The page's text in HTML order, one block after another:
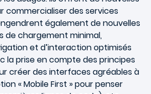
commercialiser des services
également de nouvelles
de chargement minimal,
et d’interaction optimisés
la prise en compte des principes
créer des interfaces agréables à
« Mobile First » pour penser